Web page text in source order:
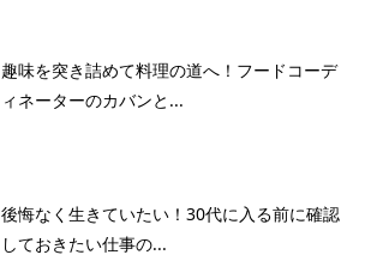
趣味を突き詰めて料理の道へ！フードコーデ
ィネーターのカバンと...
後悔なく生きていたい！30代に入る前に確認
しておきたい仕事の...